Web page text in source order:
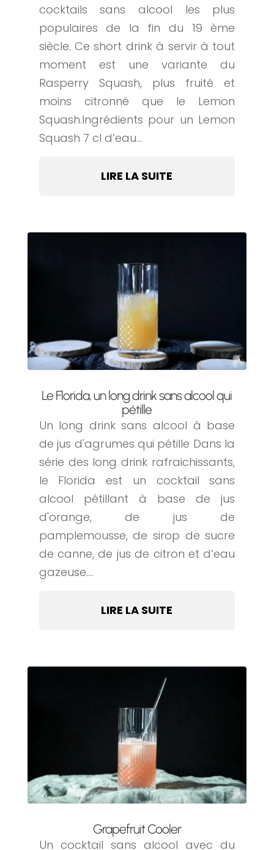
cocktails sans alcool les plus
populaires de la fin du 19 ème
siècle. Ce short drink à servir à tout
moment est une variante du
Rasperry Squash, plus fruité et
moins citronné que le Lemon
Squash.Ingrédients pour un Lemon
Squash 7 cl d’eau...
LIRE LA SUITE
Le Florida, un long drink sans alcool qui
pétille
Un long drink sans alcool à base
de jus d'agrumes qui pétille Dans la
série des long drink rafraichissants,
le Florida est un cocktail sans
alcool pétillant à base de jus
d'orange, de jus de
pamplemousse, de sirop de sucre
de canne, de jus de citron et d’eau
gazeuse....
LIRE LA SUITE
Grapefruit Cooler
Un cocktail sans alcool avec du